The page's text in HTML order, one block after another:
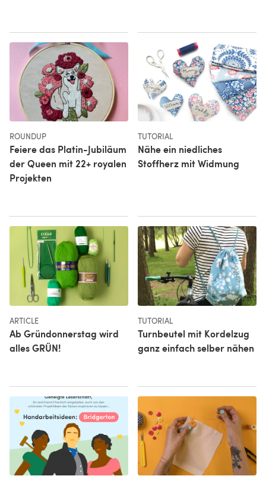
ROUNDUP
Feiere das Platin-Jubiläum
der Queen mit 22+ royalen
Projekten
TUTORIAL
Nähe ein niedliches
Stoffherz mit Widmung
ARTICLE
Ab Gründonnerstag wird
alles GRÜN!
TUTORIAL
Turnbeutel mit Kordelzug
ganz einfach selber nähen